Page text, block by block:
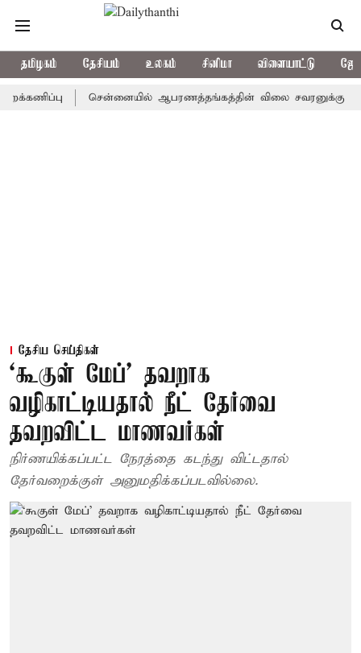
தமிழகம் தேசியம் உலகம் சினிமா விளையாட்டு
சென்னையில் ஆபரணத்தங்கத்தின் விலை சவரனுக்கு ரூ.520
தேசிய செய்திகள்
‘கூகுள் மேப்’ தவறாக
வழிகாட்டியதால் நீட் தேர்வை
தவறவிட்ட மாணவர்கள்
நிர்ணயிக்கப்பட்ட நேரத்தை கடந்து விட்டதால்
தேர்வறைக்குள் அனுமதிக்கப்படவில்லை.